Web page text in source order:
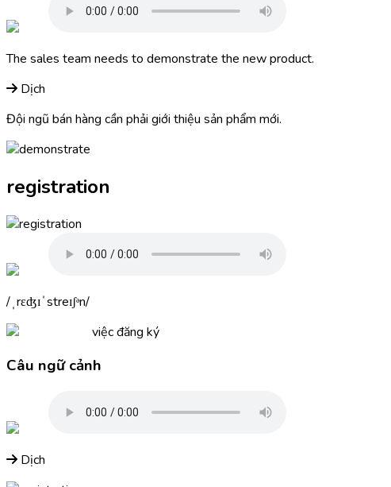
The sales team needs to demonstrate the new product.
Dịch
Đội ngũ bán hàng cần phải giới thiệu sản phẩm mới.
registration
ˌrɛʤɪˈstreɪʃᵊn
việc đăng ký
Câu ngữ cảnh
Dịch